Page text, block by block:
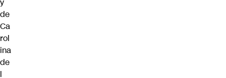
de
Ca
rol
ina
de
l